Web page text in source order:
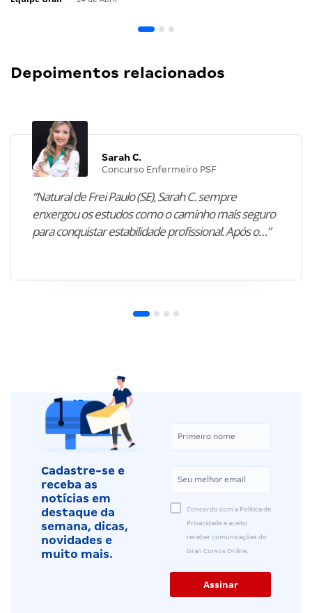
Depoimentos relacionados
Sarah C.
Concurso Enfermeiro PSF
“Natural de Frei Paulo (SE), Sarah C. sempre
enxergou os estudos como o caminho mais seguro
para conquistar estabilidade profissional. Após o…”
Cadastre-se e
receba as
notícias em
destaque da
semana, dicas,
novidades e
muito mais.
Concordo com a Política de
Privacidade e aceito
receber comunicações do
Gran Cursos Online.